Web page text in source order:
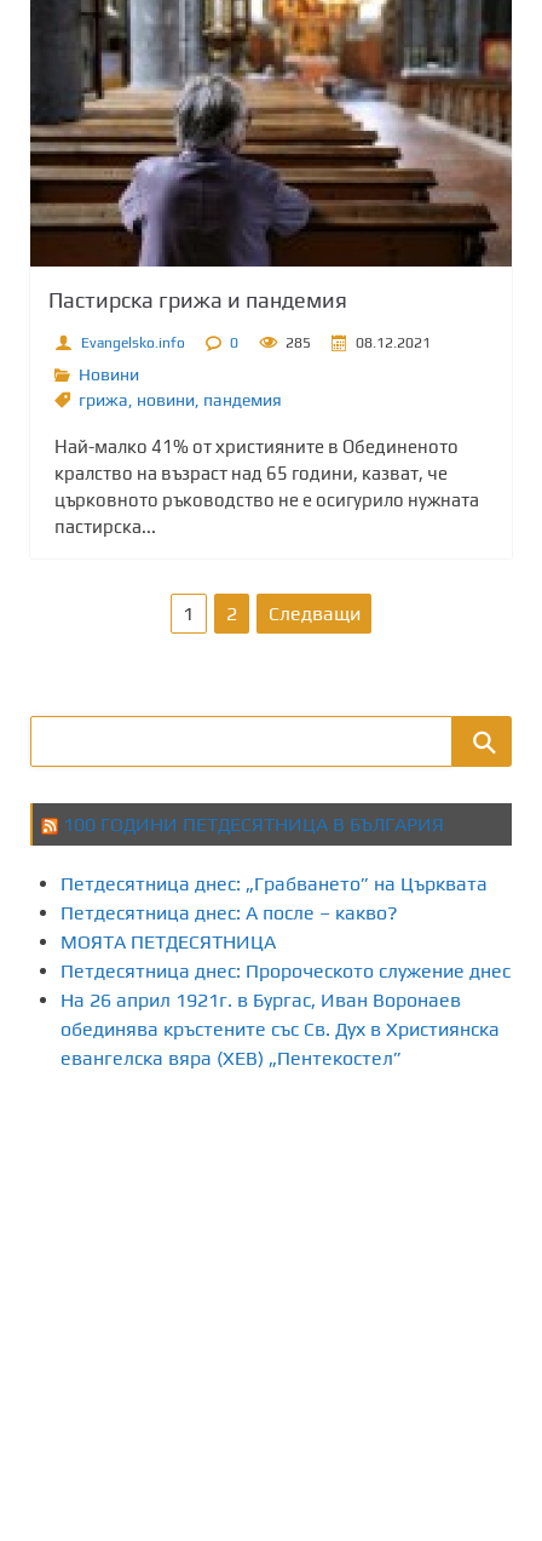
Пастирска грижа и пандемия
Evangelsko.info 0 285 08.12.2021
Новини
грижа, новини, пандемия
Най-малко 41% от християните в Обединеното
кралство на възраст над 65 години, казват, че
църковното ръководство не е осигурило нужната
пастирска...
з
д
е
я
н
е
1 2 Следващи
100 ГОДИНИ ПЕТДЕСЯТНИЦА В БЪЛГАРИЯ
Петдесятница днес: „Грабването” на Църквата
Петдесятница днес: А после – какво?
МОЯТА ПЕТДЕСЯТНИЦА
Петдесятница днес: Пророческото служение днес
На 26 април 1921г. в Бургас, Иван Воронаев
обединява кръстените със Св. Дух в Християнска
евангелска вяра (ХЕВ) „Пентекостел”